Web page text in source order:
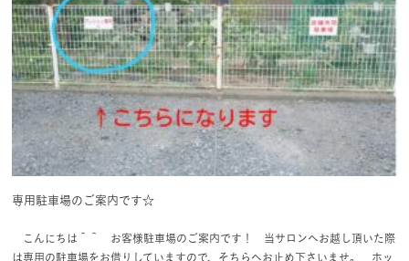
専用駐車場のご案内です☆
こんにちは＾＾ お客様駐車場のご案内です！ 当サロンへお越し頂いた際
は専用の駐車場をお借りしていますので、そちらへお止め下さいませ。 ホッ